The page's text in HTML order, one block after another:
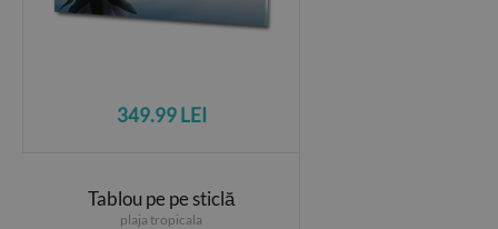
349.99 LEI
Tablou pe pe sticlă
plaja tropicala